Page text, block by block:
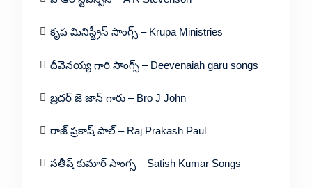
కృప మినిస్ట్రీస్ సాంగ్స్ – Krupa Ministries
దీవెనయ్య గారి సాంగ్స్ – Deevenaiah garu songs
బ్రదర్ జె జాన్ గారు – Bro J John
రాజ్ ప్రకాష్ పాల్ – Raj Prakash Paul
సతీష్ కుమార్ సాంగ్స – Satish Kumar Songs